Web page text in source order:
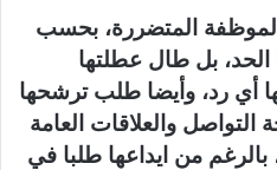
المتضررة، بحسب
بل طال عطلتها
أي رد، وأيضا طلب ترشحها
والعلاقات العامة
من ايداعها طلبا في